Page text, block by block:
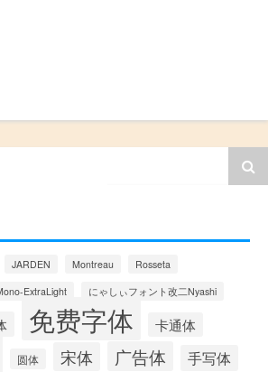
JARDEN Montreau
Rosseta
ExtraLight にゃしぃフォント改二Nyashi
免费字体 卡通体
圆体 宋体 广告体 手写体